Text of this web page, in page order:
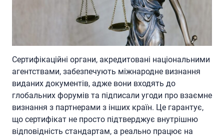
Сертифікаційні органи, акредитовані національними
агентствами, забезпечують міжнародне визнання
виданих документів, адже вони входять до
глобальних форумів та підписали угоди про взаємне
визнання з партнерами з інших країн. Це гарантує,
що сертифікат не просто підтверджує внутрішню
відповідність стандартам, а реально працює на